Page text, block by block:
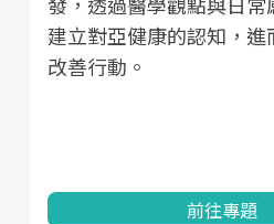
建立對亞健康的認知，進
改善行動。
前往專題